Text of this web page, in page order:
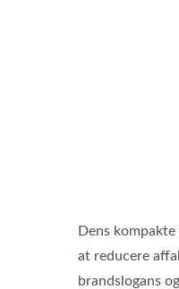
Dens
at reducere
brandslogans